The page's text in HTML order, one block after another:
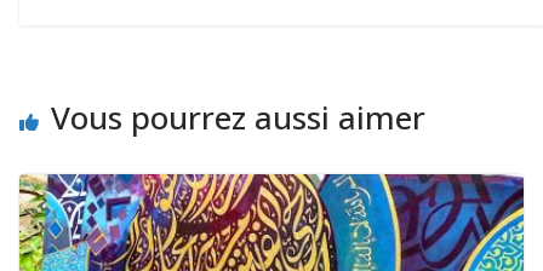
Vous pourrez aussi aimer